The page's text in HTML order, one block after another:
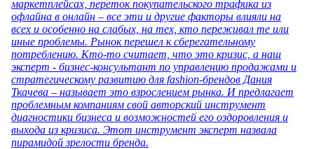
маркетплейсах, переток покупательского трафика из
офлайна в онлайн – все эти и другие факторы влияли на
всех и особенно на слабых, на тех, кто переживал те или
иные проблемы. Рынок перешел к сберегательному
потреблению. Кто-то считает, что это кризис, а наш
эксперт - бизнес-консультант по управлению продажами и
стратегическому развитию для fashion-брендов Дания
Ткачева – называет это взрослением рынка. И предлагает
проблемным компаниям свой авторский инструмент
диагностики бизнеса и возможностей его оздоровления и
выхода из кризиса. Этот инструмент эксперт назвала
пирамидой зрелости бренда.